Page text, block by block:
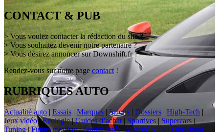
CONTACT & PUB
> Vous voulez contacter la rédaction du site ?
> Vous souhaitez devenir notre partenaire ?
> Vous désirez annoncer sur Downshift.fr ?
Rendez-vous sur notre page contact !
RUBRIQUES AUTO
Actualité auto | Essais | Marques |Salons | Dossiers | High-Tech |
Jeux vidéo|Ecologie|Guides d’achat | Sportives | Supercars |
Tuning|Futurs modèles|Nouveautés| Marché Auto | Oldschool |